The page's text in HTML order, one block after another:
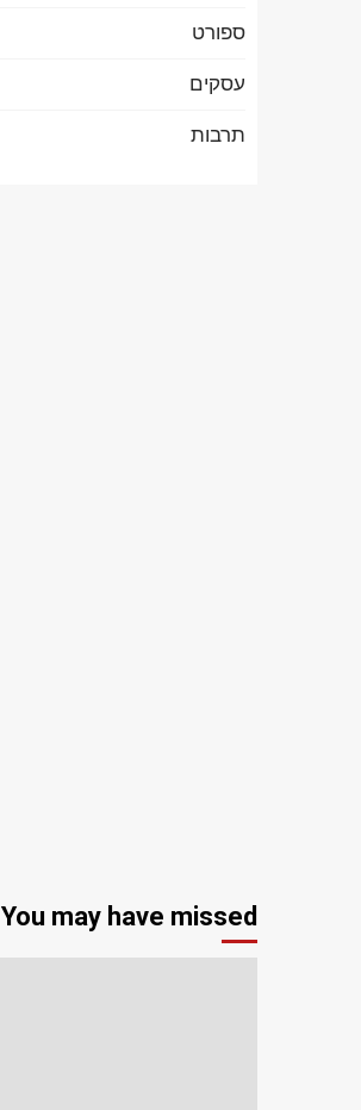
ספורט
עסקים
תרבות
You may have missed